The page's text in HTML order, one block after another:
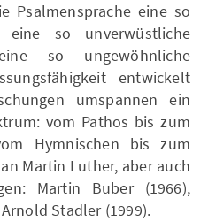
Psalmensprache eine so
eine so unverwüstliche
so ungewöhnliche
entwickelt
umspannen ein
vom Pathos bis zum
Hymnischen bis zum
Martin Luther, aber auch
Martin Buber (1966),
Stadler (1999).